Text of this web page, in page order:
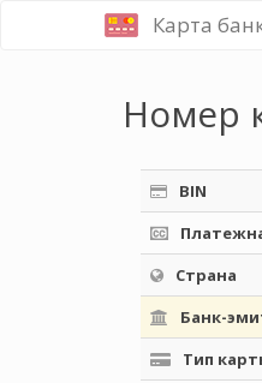
Карта
Номер
BIN
Страна
Банк-
Тип